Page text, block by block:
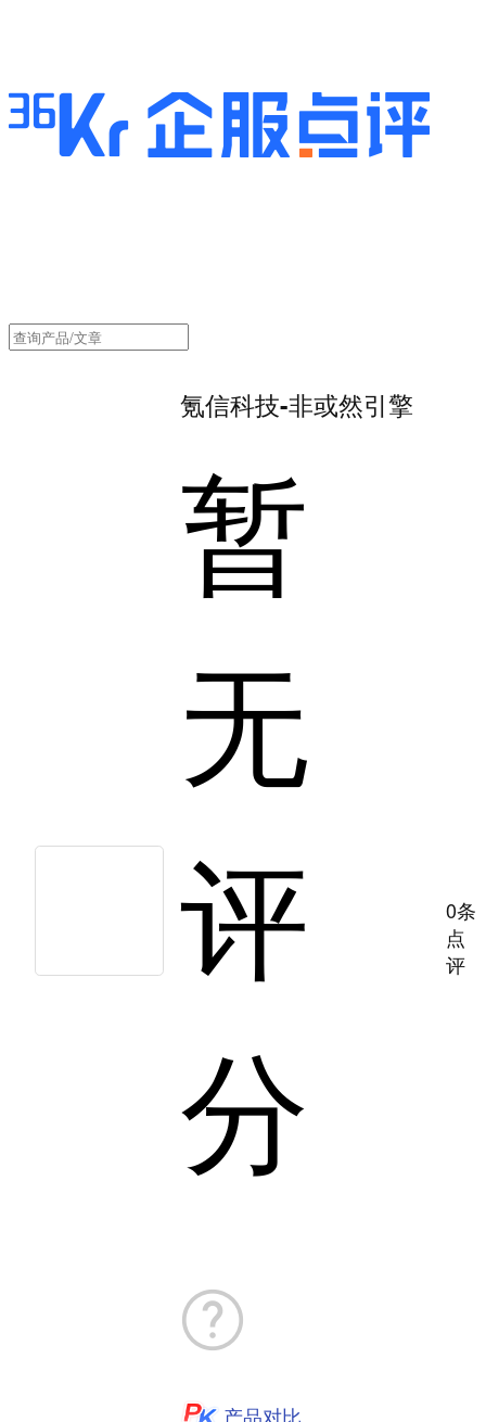
氪信科技-非或然引擎
暂
无
评
分
0条
点
评
产品对比